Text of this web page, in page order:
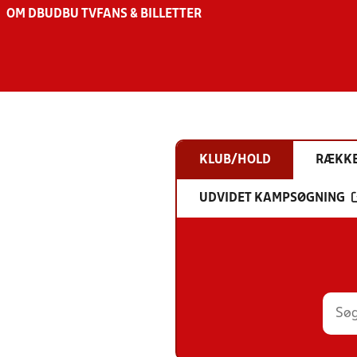
OM DBU DBU TV FANS & BILLETTER
KLUB/HOLD
UDVIDET KAMPSØGNING